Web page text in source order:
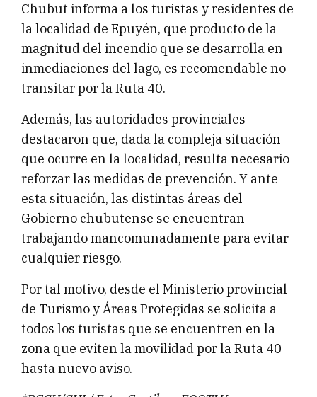
Chubut informa a los turistas y residentes de
la localidad de Epuyén, que producto de la
magnitud del incendio que se desarrolla en
inmediaciones del lago, es recomendable no
transitar por la Ruta 40.
Además, las autoridades provinciales
destacaron que, dada la compleja situación
que ocurre en la localidad, resulta necesario
reforzar las medidas de prevención. Y ante
esta situación, las distintas áreas del
Gobierno chubutense se encuentran
trabajando mancomunadamente para evitar
cualquier riesgo.
Por tal motivo, desde el Ministerio provincial
de Turismo y Áreas Protegidas se solicita a
todos los turistas que se encuentren en la
zona que eviten la movilidad por la Ruta 40
hasta nuevo aviso.